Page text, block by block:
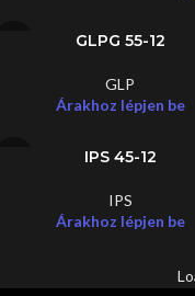
GLPG 55-12
GLP
Árakhoz lépjen be
IPS 45-12
IPS
Árakhoz lépjen be